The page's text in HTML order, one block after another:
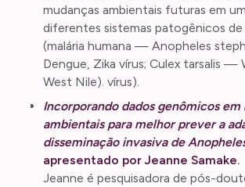
mudanças ambientais futuras em
diferentes sistemas patogênicos
(malária humana — Anopheles
Dengue, Zika vírus; Culex tarsalis
West Nile). vírus).
Incorporando dados genômicos em
ambientais para melhor prever a
disseminação invasiva de
apresentado por Jeanne Samake.
Jeanne é pesquisadora de pós-